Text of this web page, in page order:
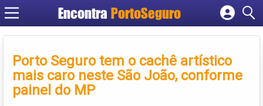
Encontra PortoSeguro
Cadastrar empresa
Criar conta
Porto Seguro tem o cachê artístico
mais caro neste São João, conforme
painel do MP